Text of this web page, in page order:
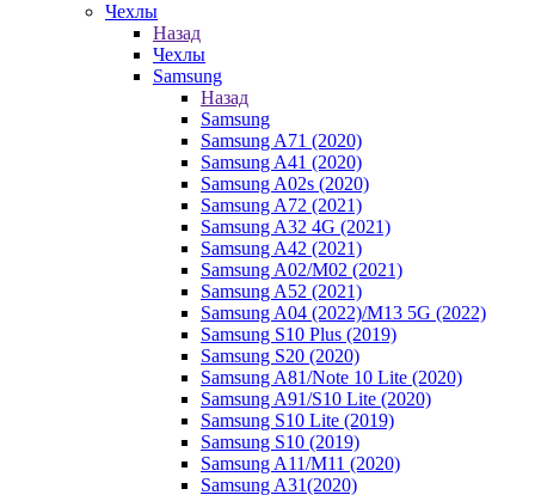
Чехлы
Назад
Чехлы
Samsung
Назад
Samsung
Samsung A71 (2020)
Samsung A41 (2020)
Samsung A02s (2020)
Samsung A72 (2021)
Samsung A32 4G (2021)
Samsung A42 (2021)
Samsung A02/M02 (2021)
Samsung A52 (2021)
Samsung A04 (2022)/M13 5G (2022)
Samsung S10 Plus (2019)
Samsung S20 (2020)
Samsung A81/Note 10 Lite (2020)
Samsung A91/S10 Lite (2020)
Samsung S10 Lite (2019)
Samsung S10 (2019)
Samsung A11/M11 (2020)
Samsung A31(2020)